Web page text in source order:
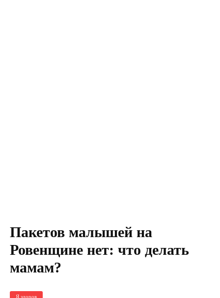
Пакетов малышей на
Ровенщине нет: что делать
мамам?
Я здоров